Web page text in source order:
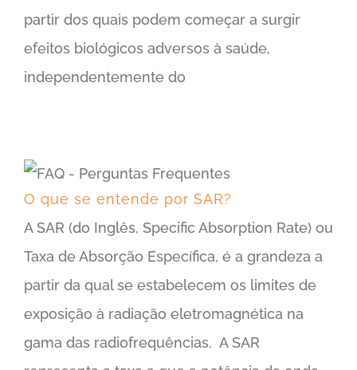
partir dos quais podem começar a surgir
efeitos biológicos adversos à saúde,
independentemente do
O que se entende por SAR?
A SAR (do Inglês, Specific Absorption Rate) ou
Taxa de Absorção Específica, é a grandeza a
partir da qual se estabelecem os limites de
exposição à radiação eletromagnética na
gama das radiofrequências. A SAR